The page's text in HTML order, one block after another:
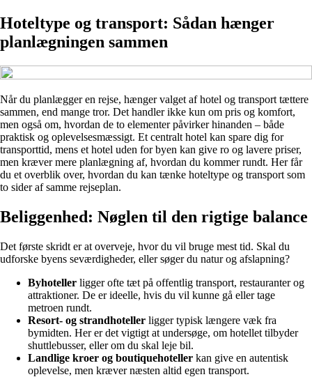
Hoteltype og transport: Sådan hænger
planlægningen sammen
Når du planlægger en rejse, hænger valget af hotel og transport tættere
sammen, end mange tror. Det handler ikke kun om pris og komfort,
men også om, hvordan de to elementer påvirker hinanden – både
praktisk og oplevelsesmæssigt. Et centralt hotel kan spare dig for
transporttid, mens et hotel uden for byen kan give ro og lavere priser,
men kræver mere planlægning af, hvordan du kommer rundt. Her får
du et overblik over, hvordan du kan tænke hoteltype og transport som
to sider af samme rejseplan.
Beliggenhed: Nøglen til den rigtige balance
Det første skridt er at overveje, hvor du vil bruge mest tid. Skal du
udforske byens seværdigheder, eller søger du natur og afslapning?
Byhoteller ligger ofte tæt på offentlig transport, restauranter og
attraktioner. De er ideelle, hvis du vil kunne gå eller tage
metroen rundt.
Resort- og strandhoteller ligger typisk længere væk fra
bymidten. Her er det vigtigt at undersøge, om hotellet tilbyder
shuttlebusser, eller om du skal leje bil.
Landlige kroer og boutiquehoteller kan give en autentisk
oplevelse, men kræver næsten altid egen transport.